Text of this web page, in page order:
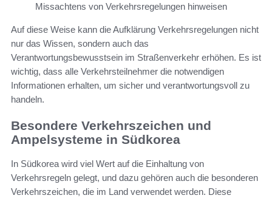
Missachtens von Verkehrsregelungen hinweisen
Auf diese Weise kann die Aufklärung Verkehrsregelungen nicht
nur das Wissen, sondern auch das
Verantwortungsbewusstsein im Straßenverkehr erhöhen. Es ist
wichtig, dass alle Verkehrsteilnehmer die notwendigen
Informationen erhalten, um sicher und verantwortungsvoll zu
handeln.
Besondere Verkehrszeichen und
Ampelsysteme in Südkorea
In Südkorea wird viel Wert auf die Einhaltung von
Verkehrsregeln gelegt, und dazu gehören auch die besonderen
Verkehrszeichen, die im Land verwendet werden. Diese